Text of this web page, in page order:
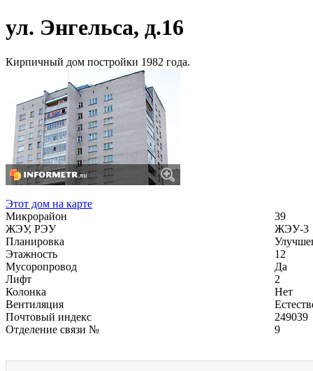
ул. Энгельса, д.16
Кирпичный дом постройки 1982 года.
Этот дом на карте
Микрорайон
39
ЖЭУ, РЭУ
ЖЭУ-3
Планировка
Этажность
12
Мусоропровод
Да
Лифт
2
Колонка
Нет
Вентиляция
Почтовый индекс
249039
Отделение связи №
9